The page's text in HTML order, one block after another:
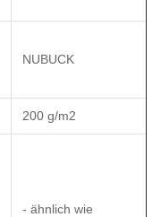
NUBUCK
200 g/m2
- ähnlich wie